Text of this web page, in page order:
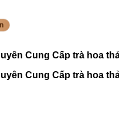
Cung Cấp trà hoa
Cung Cấp trà hoa